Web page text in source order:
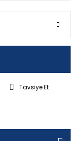
Tavsiye Et